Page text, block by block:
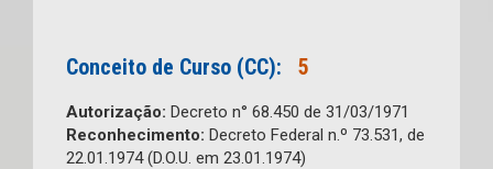
Conceito de Curso (CC): 5
Autorização: Decreto n° 68.450 de 31/03/1971
Reconhecimento: Decreto Federal n.º 73.531, de
22.01.1974 (D.O.U. em 23.01.1974)